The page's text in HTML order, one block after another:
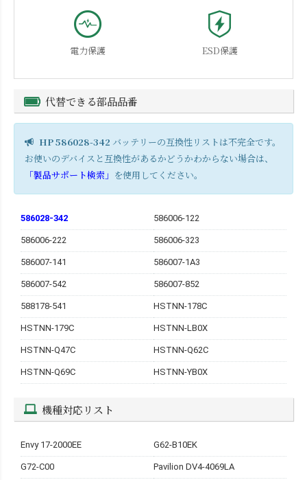
電力保護 ESD保護
代替できる部品品番
HP 586028-342 バッテリーの互換性リストは不完全です。
お使いのデバイスと互換性があるかどうかわからない場合は、
「製品サポート検索」 を使用してください。
586028-342 586006-122
586006-222 586006-323
586007-141 586007-1A3
586007-542 586007-852
588178-541 HSTNN-178C
HSTNN-179C HSTNN-LB0X
HSTNN-Q47C HSTNN-Q62C
HSTNN-Q69C HSTNN-YB0X
機種対応リスト
Envy 17-2000EE G62-B10EK
G72-C00 Pavilion DV4-4069LA